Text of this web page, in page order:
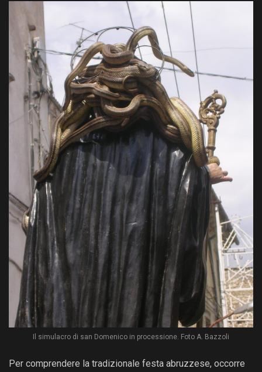
Il simulacro di san Domenico in processione. Foto A. Bazzoli
Per comprendere la tradizionale festa abruzzese, occorre